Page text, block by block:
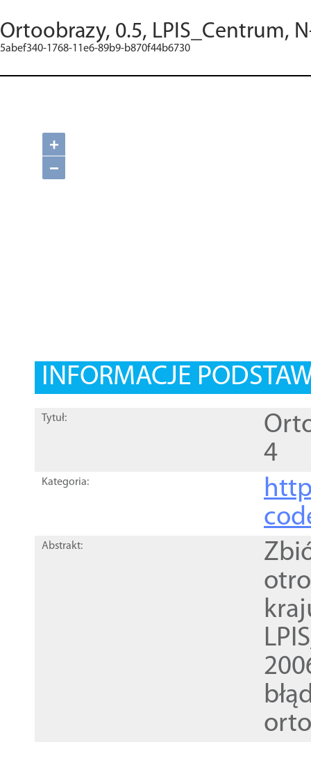
Ortoobrazy, 0.5, LPIS_Centrum,
5abef340-1768-11e6-89b9-b870f44b6730
+
−
INFORMACJE
Tytuł:
4
Kategoria:
Abstrakt: